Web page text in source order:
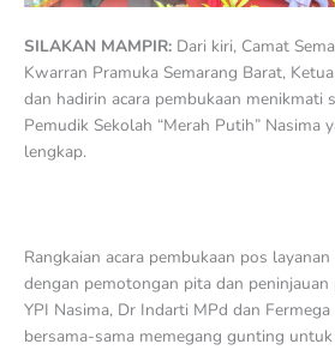
SILAKAN MAMPIR: Dari kiri, Camat
Kwarran Pramuka Semarang Barat,
dan hadirin acara pembukaan menikmati
Pemudik Sekolah “Merah Putih” Nasima
lengkap.
Rangkaian acara pembukaan pos
dengan pemotongan pita dan
YPI Nasima, Dr Indarti MPd dan
bersama-sama memegang gunting